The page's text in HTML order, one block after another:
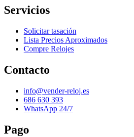
Servicios
Solicitar tasación
Lista Precios Aproximados
Compre Relojes
Contacto
info@vender-reloj.es
686 630 393
WhatsApp 24/7
Pago